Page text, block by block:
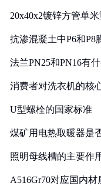
20x40x2镀锌方管单
抗渗混凝土中P6和P8
法兰PN25和PN16有
消费者对洗衣机的核
U型螺栓的国家标准
煤矿用电热取暖器是
照明母线槽的主要作
A516Gr70对应国内